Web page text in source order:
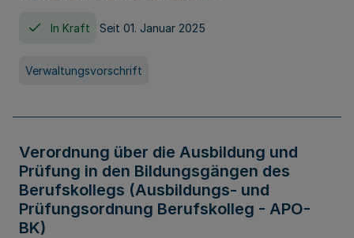
In Kraft Seit 01. Januar 2025
Verwaltungsvorschrift
Verordnung über die Ausbildung und
Prüfung in den Bildungsgängen des
Berufskollegs (Ausbildungs- und
Prüfungsordnung Berufskolleg - APO-
BK)